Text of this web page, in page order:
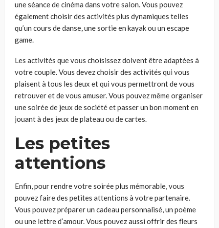
une séance de cinéma dans votre salon. Vous pouvez
également choisir des activités plus dynamiques telles
qu’un cours de danse, une sortie en kayak ou un escape
game.
Les activités que vous choisissez doivent être adaptées à
votre couple. Vous devez choisir des activités qui vous
plaisent à tous les deux et qui vous permettront de vous
retrouver et de vous amuser. Vous pouvez même organiser
une soirée de jeux de société et passer un bon moment en
jouant à des jeux de plateau ou de cartes.
Les petites
attentions
Enfin, pour rendre votre soirée plus mémorable, vous
pouvez faire des petites attentions à votre partenaire.
Vous pouvez préparer un cadeau personnalisé, un poème
ou une lettre d’amour. Vous pouvez aussi offrir des fleurs